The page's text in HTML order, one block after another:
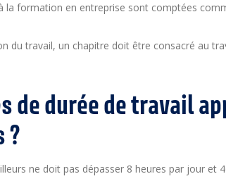
la formation en entreprise sont comptées
du travail, un chapitre doit être consacré au
de durée de travail
?
ne doit pas dépasser 8 heures par jour et